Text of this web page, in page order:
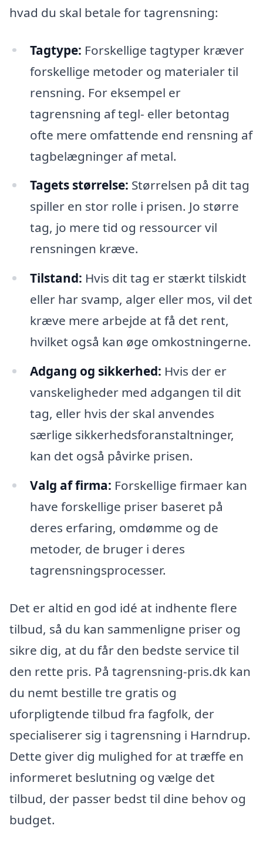
hvad du skal betale for tagrensning:
Tagtype: Forskellige tagtyper kræver
forskellige metoder og materialer til
rensning. For eksempel er
tagrensning af tegl- eller betontag
ofte mere omfattende end rensning af
tagbelægninger af metal.
Tagets størrelse: Størrelsen på dit tag
spiller en stor rolle i prisen. Jo større
tag, jo mere tid og ressourcer vil
rensningen kræve.
Tilstand: Hvis dit tag er stærkt tilskidt
eller har svamp, alger eller mos, vil det
kræve mere arbejde at få det rent,
hvilket også kan øge omkostningerne.
Adgang og sikkerhed: Hvis der er
vanskeligheder med adgangen til dit
tag, eller hvis der skal anvendes
særlige sikkerhedsforanstaltninger,
kan det også påvirke prisen.
Valg af firma: Forskellige firmaer kan
have forskellige priser baseret på
deres erfaring, omdømme og de
metoder, de bruger i deres
tagrensningsprocesser.
Det er altid en god idé at indhente flere
tilbud, så du kan sammenligne priser og
sikre dig, at du får den bedste service til
den rette pris. På tagrensning-pris.dk kan
du nemt bestille tre gratis og
uforpligtende tilbud fra fagfolk, der
specialiserer sig i tagrensning i Harndrup.
Dette giver dig mulighed for at træffe en
informeret beslutning og vælge det
tilbud, der passer bedst til dine behov og
budget.